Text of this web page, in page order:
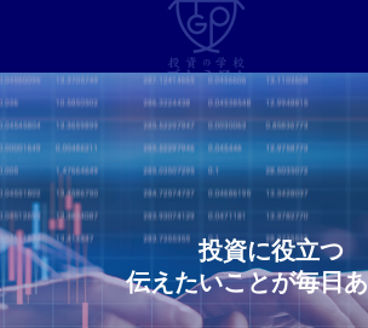
投資に役立つ
伝え たいことが毎日あ